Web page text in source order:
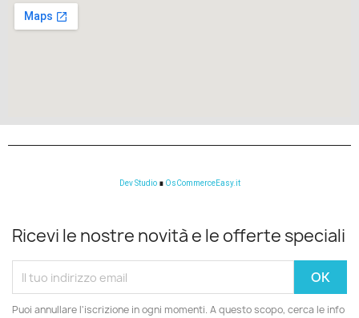
Dev Studio ∎ OsCommerceEasy.it
Ricevi le nostre novità e le offerte speciali
Puoi annullare l'iscrizione in ogni momenti. A questo scopo, cerca le info